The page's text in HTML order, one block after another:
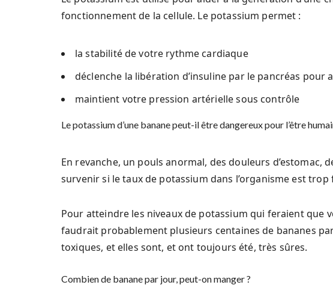
fonctionnement de la cellule. Le potassium permet :
la stabilité de votre rythme cardiaque
déclenche la libération d’insuline par le pancréas pour
maintient votre pression artérielle sous contrôle
Le potassium d’une banane peut-il être dangereux pour l’être
En revanche, un pouls anormal, des douleurs d’estomac,
survenir si le taux de potassium dans l’organisme est
Pour atteindre les niveaux de potassium qui feraient que
faudrait probablement plusieurs centaines de bananes
toxiques, et elles sont, et ont toujours été, très sûres.
Combien de banane par jour, peut-on manger ?